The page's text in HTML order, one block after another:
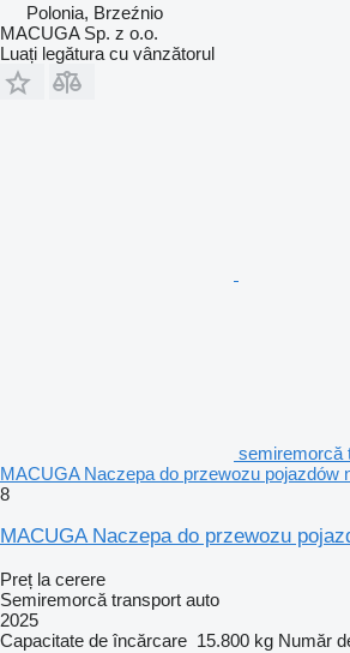
Polonia, Brzeźnio
MACUGA Sp. z o.o.
Luați legătura cu vânzătorul
semiremorcă
MACUGA Naczepa do przewozu pojazdów
8
MACUGA Naczepa do przewozu
Preț la cerere
Semiremorcă transport auto
2025
Capacitate de încărcare 15.800 kg Număr